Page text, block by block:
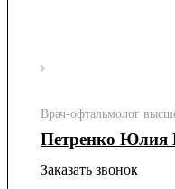
Врач-офтальмолог
Петренко Юлия
Заказать звонок